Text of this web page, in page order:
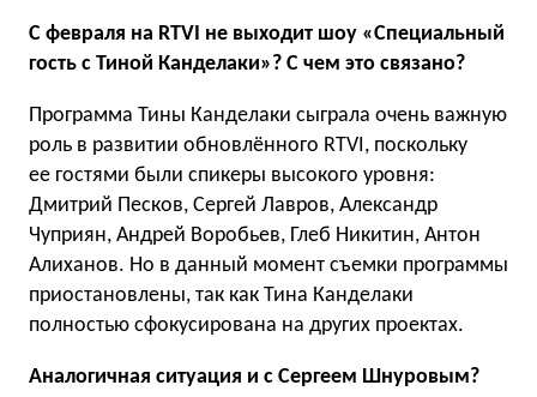
С февраля на RTVI не выходит шоу «Специальный
гость с Тиной Канделаки»? С чем это связано?
Программа Тины Канделаки сыграла очень важную
роль в развитии обновлённого RTVI, поскольку
ее гостями были спикеры высокого уровня:
Дмитрий Песков, Сергей Лавров, Александр
Чуприян, Андрей Воробьев, Глеб Никитин, Антон
Алиханов. Но в данный момент съемки программы
приостановлены, так как Тина Канделаки
полностью сфокусирована на других проектах.
Аналогичная ситуация и с Сергеем Шнуровым?